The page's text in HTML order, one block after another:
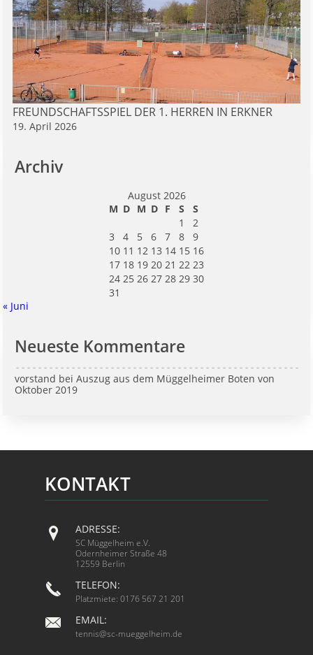
FREUNDSCHAFTSSPIEL DER 1. HERREN IN ERKNER
19. April 2026
Archiv
August 2026
M D M D F S
S
1
2
3
4 5 6 7 8
9
10 11 12 13 14 15 16
17 18 19 20 21 22 23
24 25 26 27 28 29 30
31
« Juni
Neueste Kommentare
vorstand beiAuszug aus dem Müggelheimer Boten von
Oktober 2019
KONTAKT
ADRESSE:
SC Müggelheim e.V.
Odernheimer Straße 48
12559 Berlin
TELEFON:
Platzmiete: 0176 567 21 201
EMAIL:
tennis@sc-mueggelheim.de